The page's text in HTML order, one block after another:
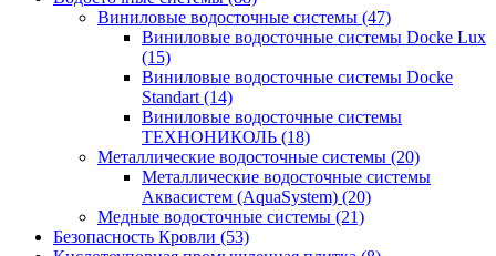
Виниловые водосточные системы (47)
Виниловые водосточные системы Docke Lux
(15)
Виниловые водосточные системы Docke
Standart (14)
Виниловые водосточные системы
ТЕХНОНИКОЛЬ (18)
Металлические водосточные системы (20)
Металлические водосточные системы
Аквасистем (AquaSystem) (20)
Медные водосточные системы (21)
Безопасность Кровли (53)